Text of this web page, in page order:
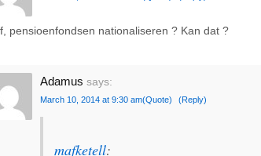
pensioenfondsen nationaliseren ? Kan dat ?
Adamus says:
March 10, 2014 at 9:30 am(Quote) (Reply)
mafketell: